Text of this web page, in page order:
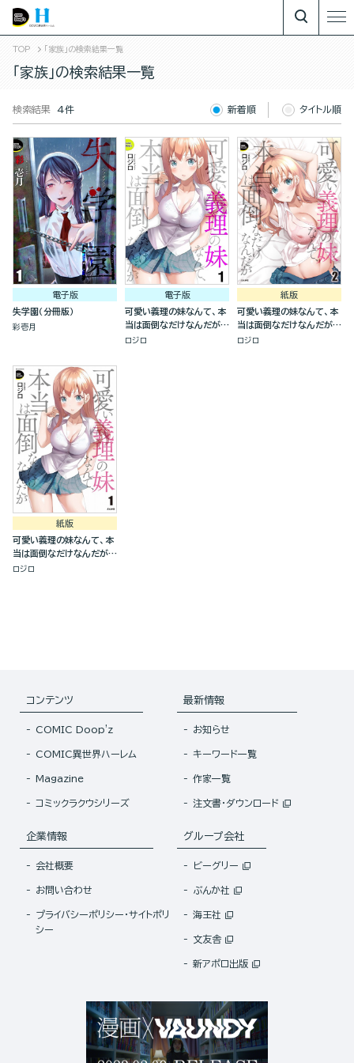
TOP 「家族」の検索結果一覧
「家族」の検索結果一覧
検索結果 4件 新着順 タイトル順
電子版
失学園（分冊版）
彩壱月
電子版
可愛い義理の妹なんて、本
当は面倒なだけなんだが
（分冊版）
ロジロ
紙版
可愛い義理の妹なんて、本
当は面倒なだけなんだが
(2)
ロジロ
紙版
可愛い義理の妹なんて、本
当は面倒なだけなんだが
(1)
ロジロ
コンテンツ
COMIC Doop'z
COMIC異世界ハーレム
Magazine
コミックラクウシリーズ
最新情報
お知らせ
キーワード一覧
作家一覧
注文書・ダウンロード
企業情報
会社概要
お問い合わせ
プライバシーポリシー・サイトポリ
シー
グループ会社
ビーグリー
ぶんか社
海王社
文友舎
新アポロ出版